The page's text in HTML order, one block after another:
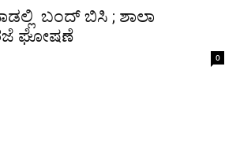
ಬಂದ್ ಬಿಸಿ ; ಶಾಲಾ
ಘೋಷಣೆ
0